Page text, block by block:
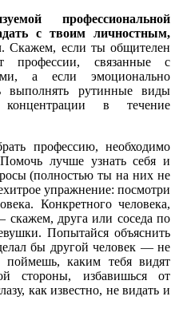
профессиональной
с твоим личностным,
. Скажем, если ты общителен
связанные с
а если эмоционально
рутинные виды
концентрации в течение
профессию, необходимо
лучше узнать себя и
(полностью ты на них не
упражнение: посмотри
Конкретного человека,
друга или соседа по
Попытайся объяснить
бы другой человек — не
каким тебя видят
стороны, избавишься от
как известно, не видать и